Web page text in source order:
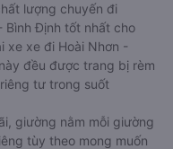
lượng chuyến đi
Bình Định tốt nhất cho
xe xe đi Hoài Nhơn -
đều được trang bị rèm
tư trong suốt
giường nằm mỗi giường
tùy theo mong muốn